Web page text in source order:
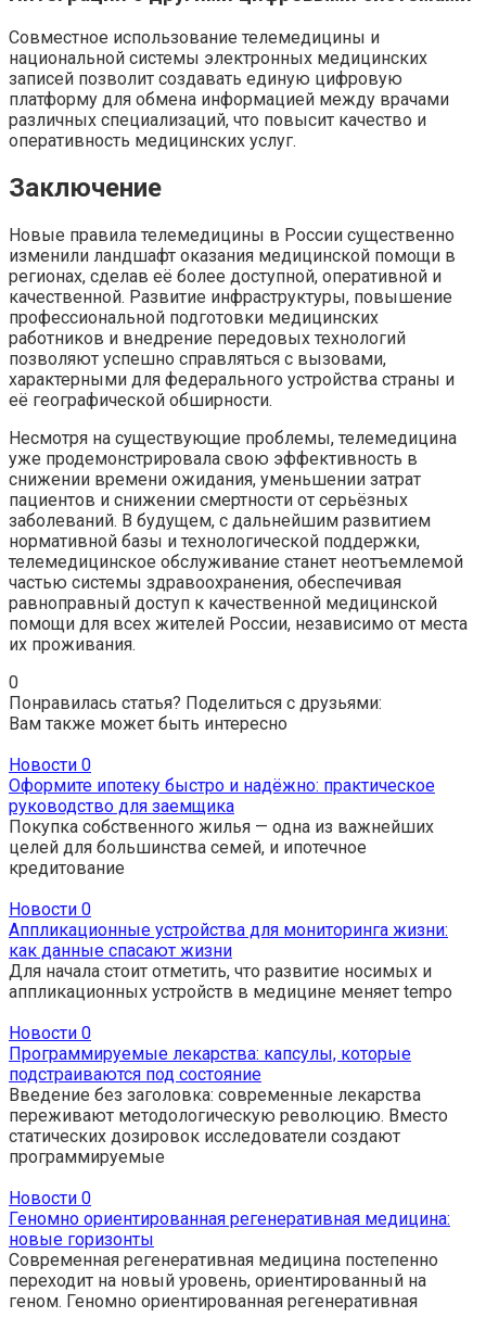
Совместное использование телемедицины и
национальной системы электронных медицинских
записей позволит создавать единую цифровую
платформу для обмена информацией между врачами
различных специализаций, что повысит качество и
оперативность медицинских услуг.
Заключение
Новые правила телемедицины в России существенно
изменили ландшафт оказания медицинской помощи в
регионах, сделав её более доступной, оперативной и
качественной. Развитие инфраструктуры, повышение
профессиональной подготовки медицинских
работников и внедрение передовых технологий
позволяют успешно справляться с вызовами,
характерными для федерального устройства страны и
её географической обширности.
Несмотря на существующие проблемы, телемедицина
уже продемонстрировала свою эффективность в
снижении времени ожидания, уменьшении затрат
пациентов и снижении смертности от серьёзных
заболеваний. В будущем, с дальнейшим развитием
нормативной базы и технологической поддержки,
телемедицинское обслуживание станет неотъемлемой
частью системы здравоохранения, обеспечивая
равноправный доступ к качественной медицинской
помощи для всех жителей России, независимо от места
их проживания.
0
Понравилась статья? Поделиться с друзьями:
Вам также может быть интересно
Новости 0
Оформите ипотеку быстро и надёжно: практическое
руководство для заемщика
Покупка собственного жилья — одна из важнейших
целей для большинства семей, и ипотечное
кредитование
Новости 0
Аппликационные устройства для мониторинга жизни:
как данные спасают жизни
Для начала стоит отметить, что развитие носимых и
аппликационных устройств в медицине меняет tempo
Новости 0
Программируемые лекарства: капсулы, которые
подстраиваются под состояние
Введение без заголовка: современные лекарства
переживают методологическую революцию. Вместо
статических дозировок исследователи создают
программируемые
Новости 0
Геномно ориентированная регенеративная медицина:
новые горизонты
Современная регенеративная медицина постепенно
переходит на новый уровень, ориентированный на
геном. Геномно ориентированная регенеративная